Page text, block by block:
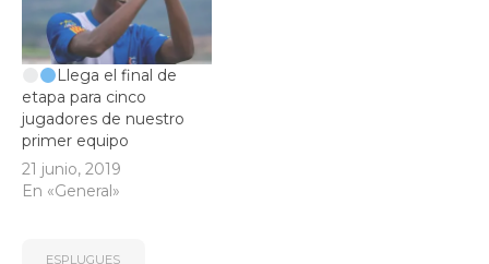
Llega el final de
etapa para cinco
jugadores de nuestro
primer equipo
21 junio, 2019
En «General»
ESPLUGUES